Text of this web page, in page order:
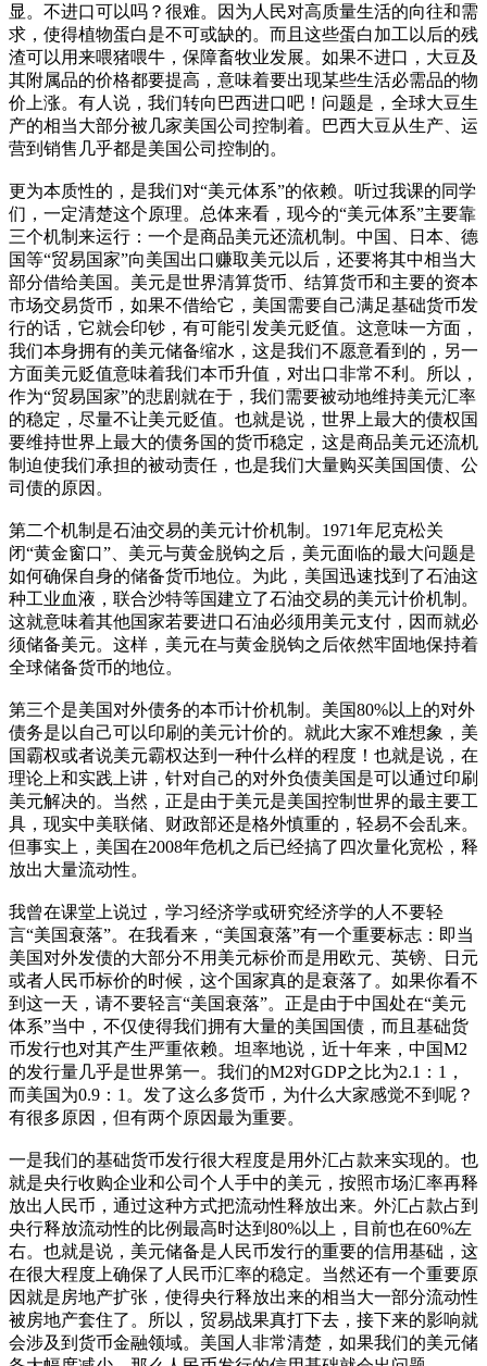
显。不进口可以吗？很难。因为人民对高质量生活的向往和需
求，使得植物蛋白是不可或缺的。而且这些蛋白加工以后的残
渣可以用来喂猪喂牛，保障畜牧业发展。如果不进口，大豆及
其附属品的价格都要提高，意味着要出现某些生活必需品的物
价上涨。有人说，我们转向巴西进口吧！问题是，全球大豆生
产的相当大部分被几家美国公司控制着。巴西大豆从生产、运
营到销售几乎都是美国公司控制的。
更为本质性的，是我们对“美元体系”的依赖。听过我课的同学
们，一定清楚这个原理。总体来看，现今的“美元体系”主要靠
三个机制来运行：一个是商品美元还流机制。中国、日本、德
国等“贸易国家”向美国出口赚取美元以后，还要将其中相当大
部分借给美国。美元是世界清算货币、结算货币和主要的资本
市场交易货币，如果不借给它，美国需要自己满足基础货币发
行的话，它就会印钞，有可能引发美元贬值。这意味一方面，
我们本身拥有的美元储备缩水，这是我们不愿意看到的，另一
方面美元贬值意味着我们本币升值，对出口非常不利。所以，
作为“贸易国家”的悲剧就在于，我们需要被动地维持美元汇率
的稳定，尽量不让美元贬值。也就是说，世界上最大的债权国
要维持世界上最大的债务国的货币稳定，这是商品美元还流机
制迫使我们承担的被动责任，也是我们大量购买美国国债、公
司债的原因。
第二个机制是石油交易的美元计价机制。1971年尼克松关
闭“黄金窗口”、美元与黄金脱钩之后，美元面临的最大问题是
如何确保自身的储备货币地位。为此，美国迅速找到了石油这
种工业血液，联合沙特等国建立了石油交易的美元计价机制。
这就意味着其他国家若要进口石油必须用美元支付，因而就必
须储备美元。这样，美元在与黄金脱钩之后依然牢固地保持着
全球储备货币的地位。
第三个是美国对外债务的本币计价机制。美国80%以上的对外
债务是以自己可以印刷的美元计价的。就此大家不难想象，美
国霸权或者说美元霸权达到一种什么样的程度！也就是说，在
理论上和实践上讲，针对自己的对外负债美国是可以通过印刷
美元解决的。当然，正是由于美元是美国控制世界的最主要工
具，现实中美联储、财政部还是格外慎重的，轻易不会乱来。
但事实上，美国在2008年危机之后已经搞了四次量化宽松，释
放出大量流动性。
我曾在课堂上说过，学习经济学或研究经济学的人不要轻
言“美国衰落”。在我看来，“美国衰落”有一个重要标志：即当
美国对外发债的大部分不用美元标价而是用欧元、英镑、日元
或者人民币标价的时候，这个国家真的是衰落了。如果你看不
到这一天，请不要轻言“美国衰落”。正是由于中国处在“美元
体系”当中，不仅使得我们拥有大量的美国国债，而且基础货
币发行也对其产生严重依赖。坦率地说，近十年来，中国M2
的发行量几乎是世界第一。我们的M2对GDP之比为2.1：1，
而美国为0.9：1。发了这么多货币，为什么大家感觉不到呢？
有很多原因，但有两个原因最为重要。
一是我们的基础货币发行很大程度是用外汇占款来实现的。也
就是央行收购企业和公司个人手中的美元，按照市场汇率再释
放出人民币，通过这种方式把流动性释放出来。外汇占款占到
央行释放流动性的比例最高时达到80%以上，目前也在60%左
右。也就是说，美元储备是人民币发行的重要的信用基础，这
在很大程度上确保了人民币汇率的稳定。当然还有一个重要原
因就是房地产扩张，使得央行释放出来的相当大一部分流动性
被房地产套住了。所以，贸易战果真打下去，接下来的影响就
会涉及到货币金融领域。美国人非常清楚，如果我们的美元储